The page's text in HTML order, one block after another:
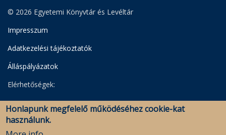
© 2026 Egyetemi Könyvtár és Levéltár
Impresszum
Adatkezelési tájékoztatók
Álláspályázatok
Elérhetőségek:
Egyetemi Könyvtár
Levéltár
Savaria Könyvtár és Levéltár (Szombathely)
Honlapunk megfelelő működéséhez cookie-kat
használunk.